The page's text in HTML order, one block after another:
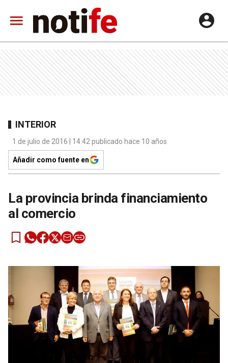
INTERIOR
1 de julio de 2016 | 14:42 publicado hace 10 años
Añadir como fuente en
La provincia brinda financiamiento
al comercio